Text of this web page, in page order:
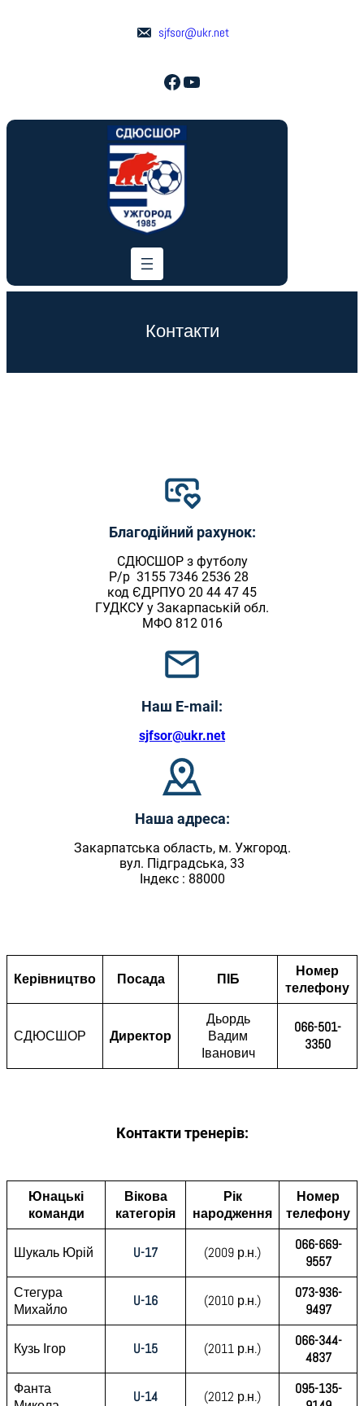
sjfsor@ukr.net
Facebook YouTube
Контакти
Благодійний рахунок:
СДЮСШОР з футболу
Р/р 3155 7346 2536 28
код ЄДРПУО 20 44 47 45
ГУДКСУ у Закарпаській обл.
МФО 812 016
Наш E-mail:
sjfsor@ukr.net
Наша адреса:
Закарпатська область, м. Ужгород.
вул. Підградська, 33
Індекс : 88000
Керівництво Посада ПІБ
Номер
телефону
СДЮСШОР Директор
Дьордь
Вадим
Іванович
066-501-
3350
Контакти тренерів:
Юнацькі
команди
Вікова
категорія
Рік
народження
Номер
телефону
Шукаль Юрій U-17 (2009 р.н.)
066-669-
9557
Стегура
Михайло
U-16 (2010 р.н.)
073-936-
9497
Кузь Ігор U-15 (2011 р.н.)
066-344-
4837
Фанта
U-14 (2012 р.н.)
095-135-